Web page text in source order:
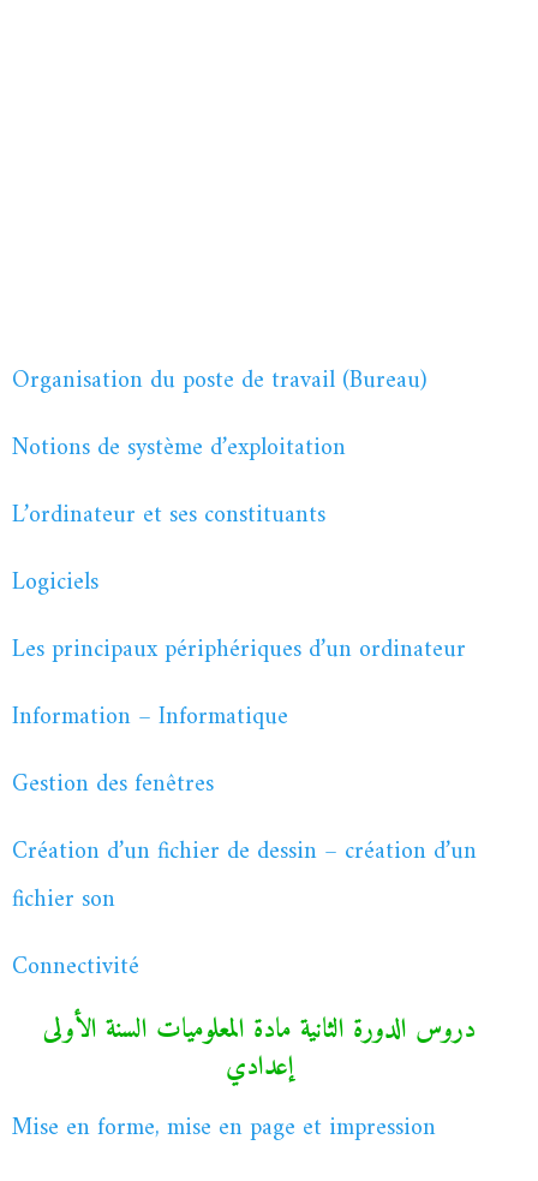
Organisation du poste de travail (Bureau)
Notions de système d’exploitation
L’ordinateur et ses constituants
Logiciels
Les principaux périphériques d’un ordinateur
Information – Informatique
Gestion des fenêtres
Création d’un fichier de dessin – création d’un
fichier son
Connectivité
دروس الدورة الثانية مادة المعلوميات السنة الأولى
إعدادي
Mise en forme, mise en page et impression